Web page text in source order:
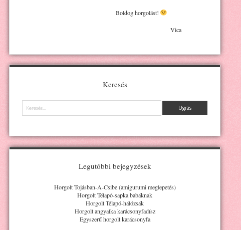
Boldog horgolást!
Vica
Keresés
Keresés
Legutóbbi bejegyzések
Horgolt Tojásban-A-Csibe (amigurumi meglepetés)
Horgolt Télapó-sapka babáknak
Horgolt Télapó-hálózsák
Horgolt angyalka karácsonyfadísz
Egyszerű horgolt karácsonyfa